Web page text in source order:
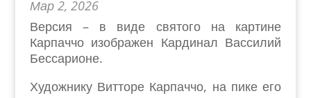
Мар 2, 2026
Версия – в виде святого на картине
Карпаччо изображен Кардинал Вассилий
Бессарионе.
Художнику Витторе Карпаччо, на пике его